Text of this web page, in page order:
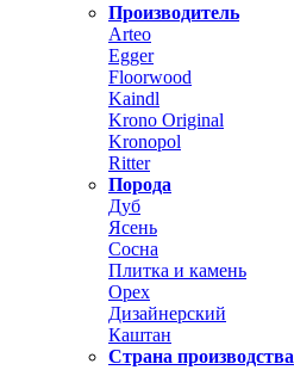
Производитель
Arteo
Egger
Floorwood
Kaindl
Krono Original
Kronopol
Ritter
Порода
Дуб
Ясень
Сосна
Плитка и камень
Орех
Дизайнерский
Каштан
Страна производства